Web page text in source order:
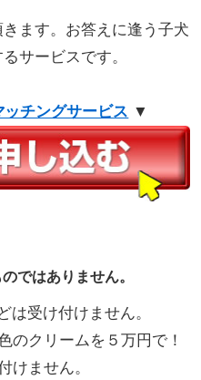
ます。お答えに逢う子犬
サービスです。
チングサービス ▼
ではありません。
は受け付けません。
のクリームを５万円で！
けません。